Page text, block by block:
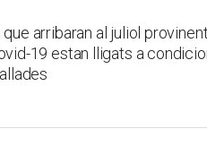
arribaran al juliol
19 estan lligats a